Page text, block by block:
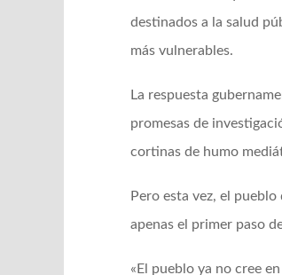
destinados a la salud
más vulnerables.
La respuesta
promesas de
cortinas de humo
Pero esta vez, el
apenas el primer paso
«El pueblo ya no cree